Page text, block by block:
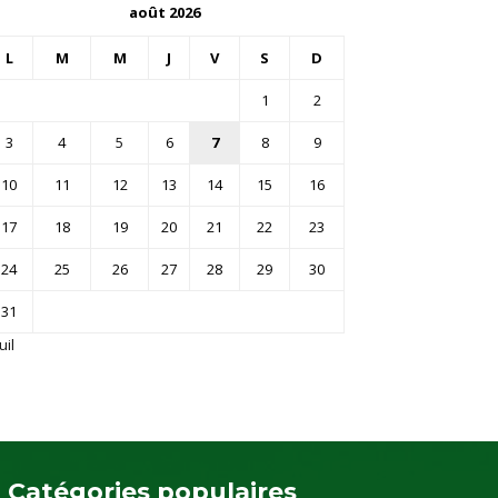
août 2026
L M M J V S D
1 2
3 4 5 6 7 8 9
10 11 12 13 14 15 16
17 18 19 20 21 22 23
24 25 26 27 28 29 30
31
Catégories populaires